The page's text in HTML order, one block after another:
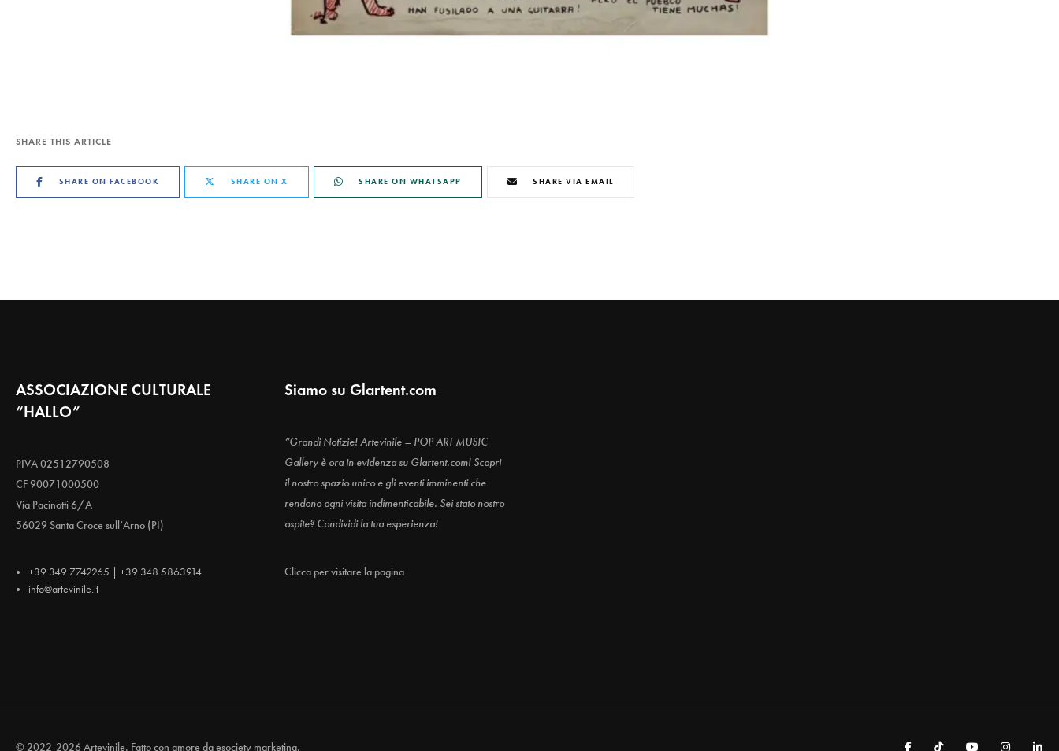
SHARE THIS ARTICLE
SHARE ON FACEBOOK SHARE ON X SHARE ON WHATSAPP SHARE VIA EMAIL
ASSOCIAZIONE CULTURALE
“HALLO”
PIVA 02512790508
CF 90071000500
Via Pacinotti 6/A
56029 Santa Croce sull’Arno (PI)
+39 349 7742265 | +39 348 5863914
info@artevinile.it
Siamo su Glartent.com
“Grandi Notizie! Artevinile – POP ART MUSIC
Gallery è ora in evidenza su Glartent.com! Scopri
il nostro spazio unico e gli eventi imminenti che
rendono ogni visita indimenticabile. Sei stato nostro
ospite? Condividi la tua esperienza!
Clicca per visitare la pagina
© 2022-2026 Artevinile. Fatto con amore daesociety marketing.